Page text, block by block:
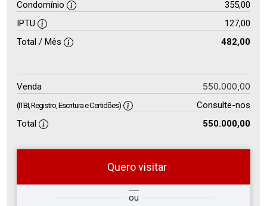
Condomínio
355,00
IPTU
127,00
Total / Mês
482,00
Venda 550.000,00
(ITBI, Registro, Escritura e Certidões)
Consulte-nos
Total
550.000,00
Quero visitar
ou
Qual o melhor dia e horário para
você?